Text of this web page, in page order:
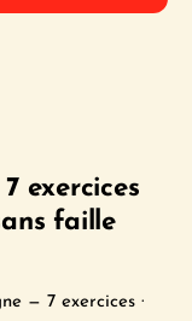
exercices
faille
— 7 exercices ·